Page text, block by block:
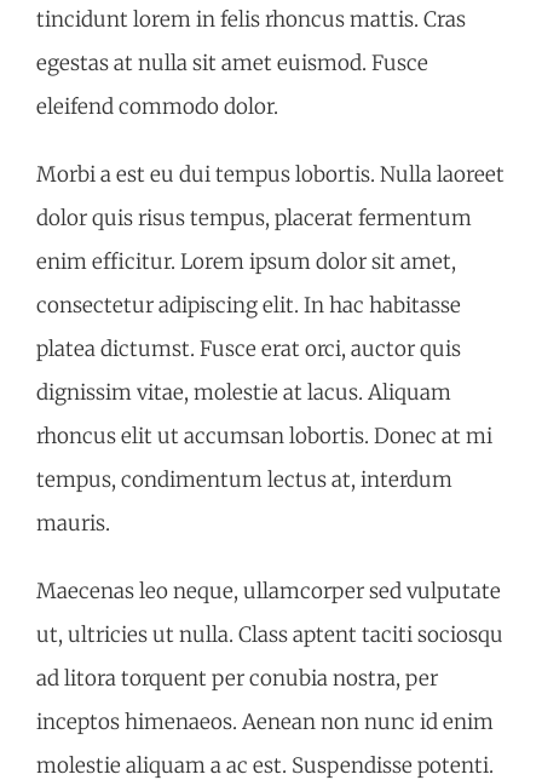
tincidunt lorem in felis rhoncus mattis. Cras
egestas at nulla sit amet euismod. Fusce
eleifend commodo dolor.
Morbi a est eu dui tempus lobortis. Nulla laoreet
dolor quis risus tempus, placerat fermentum
enim efficitur. Lorem ipsum dolor sit amet,
consectetur adipiscing elit. In hac habitasse
platea dictumst. Fusce erat orci, auctor quis
dignissim vitae, molestie at lacus. Aliquam
rhoncus elit ut accumsan lobortis. Donec at mi
tempus, condimentum lectus at, interdum
mauris.
Maecenas leo neque, ullamcorper sed vulputate
ut, ultricies ut nulla. Class aptent taciti sociosqu
ad litora torquent per conubia nostra, per
inceptos himenaeos. Aenean non nunc id enim
molestie aliquam a ac est. Suspendisse potenti.